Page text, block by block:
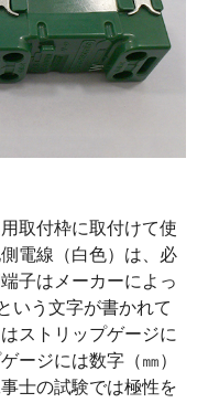
取付枠に取付けて使
電線（白色）は、必
子はメーカーによっ
いう文字が書かれて
ストリップゲージに
ージには数字（㎜）
士の試験では極性を